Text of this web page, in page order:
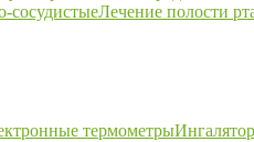
сосудистыеЛечение полости
термометры